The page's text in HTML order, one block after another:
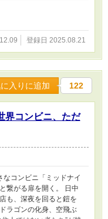
登録日 2025.08.21
入りに追加 122
界コンビニ、ただ
コンビニ「ミッドナイ
繋がる扉を開く。 日中
も、深夜を回ると鎧を
ラゴンの化身、空飛ぶ